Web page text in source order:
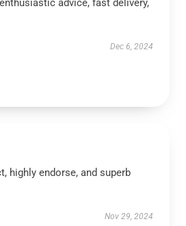
advice, fast delivery,
Dec 6, 2024
highly endorse, and superb
Nov 29, 2024